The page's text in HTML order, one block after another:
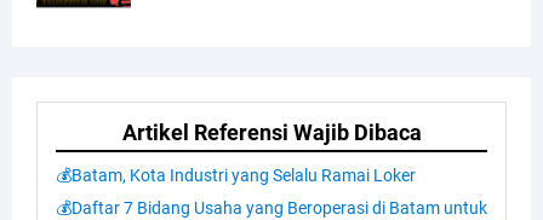
Artikel Referensi Wajib Dibaca
💰Batam, Kota Industri yang Selalu Ramai Loker
💰Daftar 7 Bidang Usaha yang Beroperasi di Batam untuk